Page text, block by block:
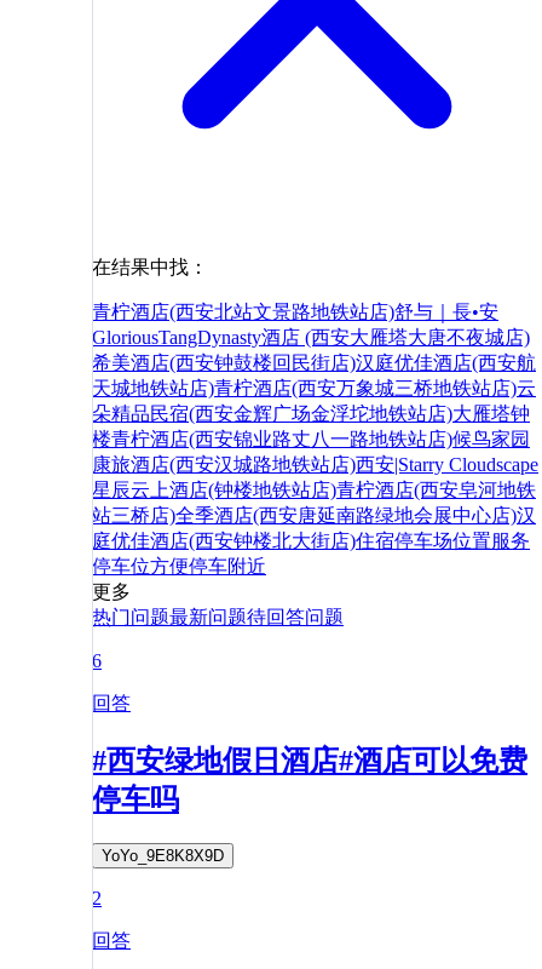
在结果中找：
青柠酒店(西安北站文景路地铁站店)舒与｜長•安
GloriousTangDynasty酒店 (西安大雁塔大唐不夜城店)
希美酒店(西安钟鼓楼回民街店)汉庭优佳酒店(西安航
天城地铁站店)青柠酒店(西安万象城三桥地铁站店)云
朵精品民宿(西安金辉广场金浮坨地铁站店)大雁塔钟
楼青柠酒店(西安锦业路丈八一路地铁站店)候鸟家园
康旅酒店(西安汉城路地铁站店)西安|Starry Cloudscape
星辰云上酒店(钟楼地铁站店)青柠酒店(西安皂河地铁
站三桥店)全季酒店(西安唐延南路绿地会展中心店)汉
庭优佳酒店(西安钟楼北大街店)住宿停车场位置服务
停车位方便停车附近
更多
热门问题最新问题待回答问题
6
回答
#西安绿地假日酒店#酒店可以免费
停车吗
YoYo_9E8K8X9D
2
回答